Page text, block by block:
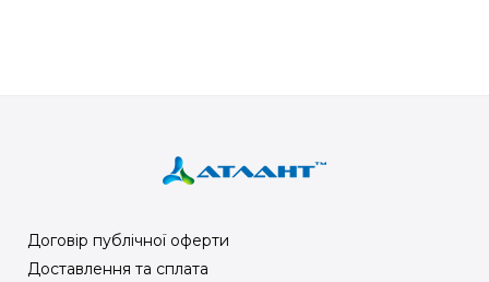
Договір публічної оферти
Доставлення та сплата